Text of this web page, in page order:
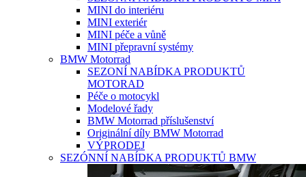
MINI do interiéru
MINI exteriér
MINI péče a vůně
MINI přepravní systémy
BMW Motorrad
SEZONÍ NABÍDKA PRODUKTŮ
MOTORAD
Péče o motocykl
Modelové řady
BMW Motorrad příslušenství
Originální díly BMW Motorrad
VÝPRODEJ
SEZÓNNÍ NABÍDKA PRODUKTŮ BMW